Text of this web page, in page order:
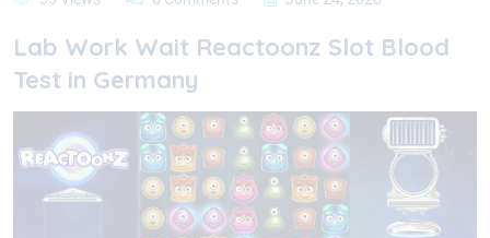
Lab Work Wait Reactoonz Slot Blood
Test in Germany